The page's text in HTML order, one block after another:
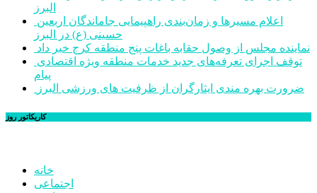
البرز
حسینی (ع) در البرز
نماینده مجلس از وصول حقابه باغات پنج منطقه کرج خبر داد
پیام
ضرورت بهره مندی ایثارگران از ظرفیت های ورزشی البرز
کاریکاتور روز
خانه
اجتماعی